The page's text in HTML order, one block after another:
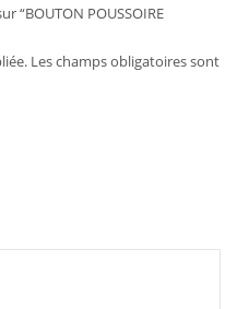
“BOUTON POUSSOIRE
Les champs obligatoires sont